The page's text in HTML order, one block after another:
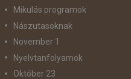
Mikulás programok
Nászutasoknak
November 1
Nyelvtanfolyamok
Október 23